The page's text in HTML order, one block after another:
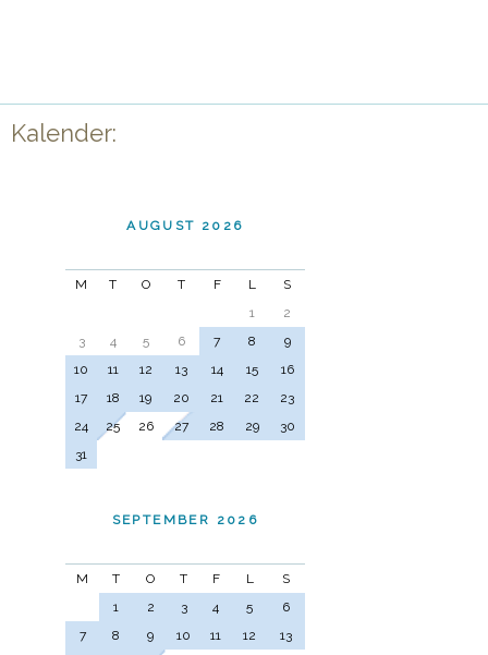
Kalender:
AUGUST 2026
M T O T F L
S
1
2
3
4 5 6 7 8
9
10
11 12 13 14 15
16
17
18 19 20 21 22
23
24
25 26 27 28 29
30
31
SEPTEMBER 2026
M T O T F L
S
1
2 3 4 5
6
7
8 9 10 11 12
13